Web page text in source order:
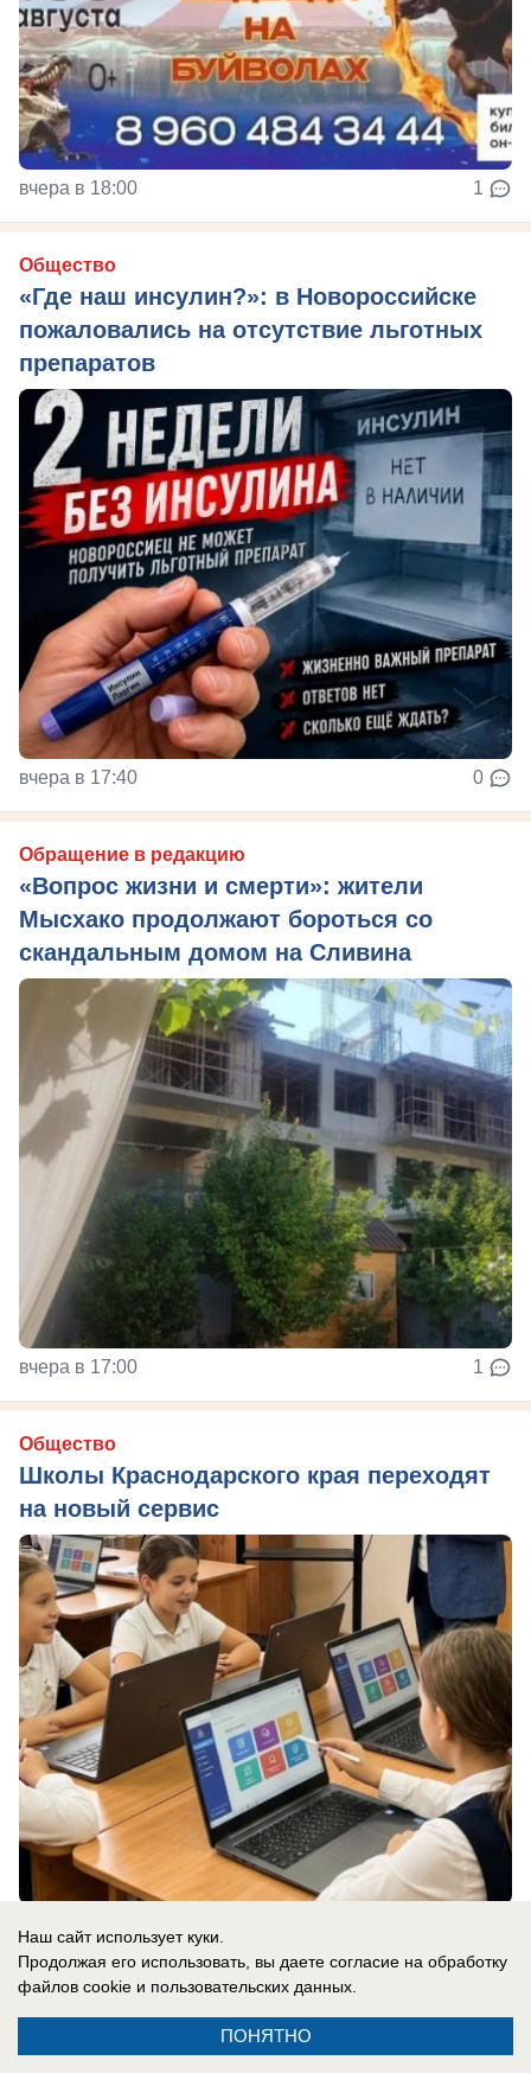
вчера в 18:00 1
Общество
«Где наш инсулин?»: в Новороссийске
пожаловались на отсутствие льготных
препаратов
вчера в 17:40 0
Обращение в редакцию
«Вопрос жизни и смерти»: жители
Мысхако продолжают бороться со
скандальным домом на Сливина
вчера в 17:00 1
Общество
Школы Краснодарского края переходят
на новый сервис
Общество
Мигрантам с судимостью запретили
Наш сайт использует куки.
Продолжая его использовать, вы даете согласие на обработку
файлов cookie и пользовательских данных.
ПОНЯТНО